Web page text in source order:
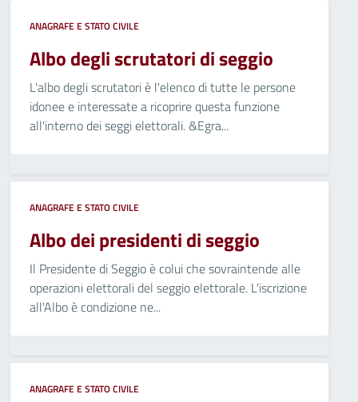
ANAGRAFE E STATO CIVILE
Albo degli scrutatori di seggio
L'albo degli scrutatori è l'elenco di tutte le persone
idonee e interessate a ricoprire questa funzione
all'interno dei seggi elettorali. &Egra...
ANAGRAFE E STATO CIVILE
Albo dei presidenti di seggio
Il Presidente di Seggio è colui che sovraintende alle
operazioni elettorali del seggio elettorale. L'iscrizione
all'Albo è condizione ne...
ANAGRAFE E STATO CIVILE